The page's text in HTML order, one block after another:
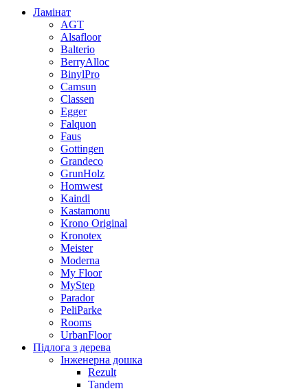
Ламінат
AGT
Alsafloor
Balterio
BerryAlloc
BinylPro
Camsun
Classen
Egger
Falquon
Faus
Gottingen
Grandeco
GrunHolz
Homwest
Kaindl
Kastamonu
Krono Original
Kronotex
Meister
Moderna
My Floor
MyStep
Parador
PeliParke
Rooms
UrbanFloor
Підлога з дерева
Інженерна дошка
Rezult
Tandem